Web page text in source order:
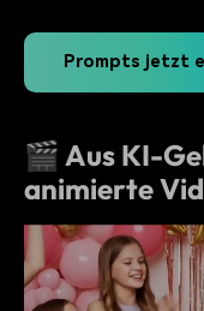
Prompts jetzt
🎬 Aus KI-
animierte